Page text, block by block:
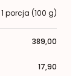
1 porcja (100 g)
389,00
17,90